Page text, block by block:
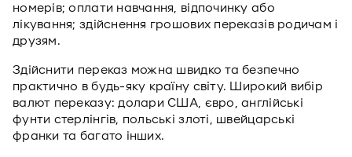
номерів; оплати навчання, відпочинку або
лікування; здійснення грошових переказів родичам і
друзям.
Здійснити переказ можна швидко та безпечно
практично в будь-яку країну світу. Широкий вибір
валют переказу: долари США, євро, англійські
фунти стерлінгів, польські злоті, швейцарські
франки та багато інших.